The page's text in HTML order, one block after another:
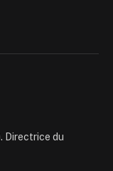
Directrice du